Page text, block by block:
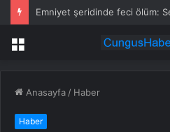
Menü
Anasayfa / Haber
Haber